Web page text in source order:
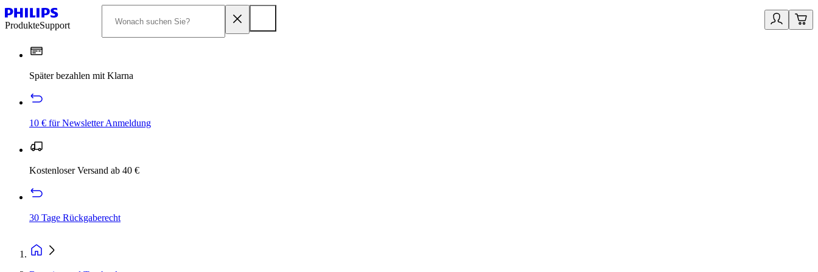
ProdukteSupport
Später bezahlen mit Klarna
10 € für Newsletter Anmeldung
Kostenloser Versand ab 40 €
30 Tage Rückgaberecht